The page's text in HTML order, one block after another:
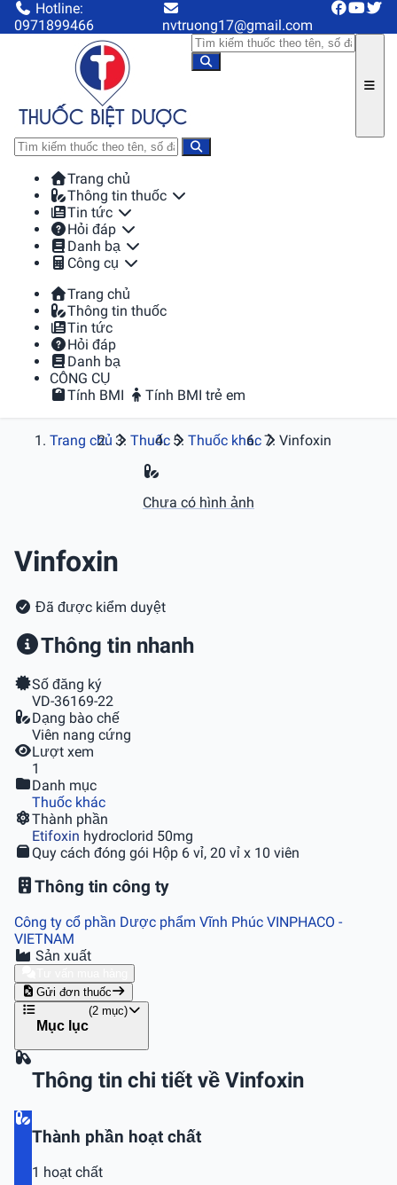
Hotline:
0971899466
nvtruong17@gmail.com
Trang chủ
Thông tin thuốc
Tin tức
Hỏi đáp
Danh bạ
Công cụ
Trang chủ
Thông tin thuốc
Tin tức
Hỏi đáp
Danh bạ
CÔNG CỤ
Tính BMI
Tính BMI trẻ em
Trang chủ Thuốc Thuốc khác Vinfoxin
Chưa có hình ảnh
Vinfoxin
Đã được kiểm duyệt
Thông tin nhanh
Số đăng ký
VD-36169-22
Dạng bào chế
Viên nang cứng
Lượt xem
1
Danh mục
Thuốc khác
Thành phần
Etifoxin hydroclorid 50mg
Quy cách đóng gói Hộp 6 vỉ, 20 vỉ x 10 viên
Thông tin công ty
Công ty cổ phần Dược phẩm Vĩnh Phúc VINPHACO -
VIETNAM
Sản xuất
Gửi đơn thuốc
Mục lục
(2 mục)
Thông tin chi tiết về Vinfoxin
Thành phần hoạt chất
1 hoạt chất